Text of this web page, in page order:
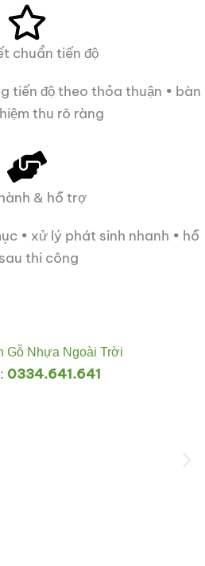
chuẩn tiến độ
tiến độ theo thỏa thuận • bàn
thu rõ ràng
& hỗ trợ
• xử lý phát sinh nhanh • hỗ
thi công
Gỗ Nhựa Ngoài Trời
0334.641.641